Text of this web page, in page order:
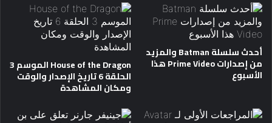
أحدث سلسلة Batman والمزيد
من إصدارات Prime Video هذا
الأسبوع
House of the Dragon الموسم 3
الحلقة 6 تاريخ الإصدار والوقت
ومكان المشاهدة